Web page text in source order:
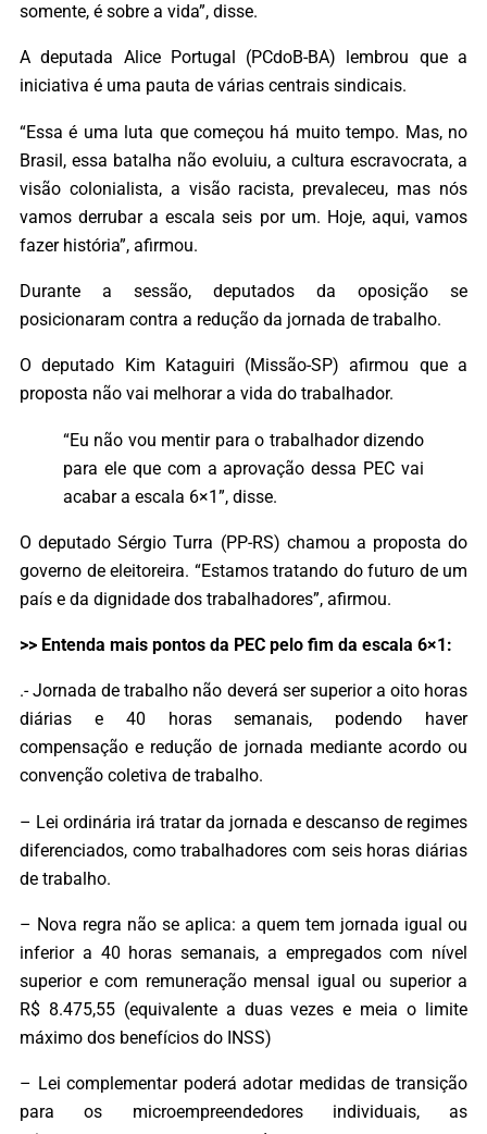
somente, é sobre a vida”, disse.
A deputada Alice Portugal (PCdoB-BA) lembrou que a
iniciativa é uma pauta de várias centrais sindicais.
“Essa é uma luta que começou há muito tempo. Mas, no
Brasil, essa batalha não evoluiu, a cultura escravocrata, a
visão colonialista, a visão racista, prevaleceu, mas nós
vamos derrubar a escala seis por um. Hoje, aqui, vamos
fazer história”, afirmou.
Durante a sessão, deputados da oposição se
posicionaram contra a redução da jornada de trabalho.
O deputado Kim Kataguiri (Missão-SP) afirmou que a
proposta não vai melhorar a vida do trabalhador.
“Eu não vou mentir para o trabalhador dizendo
para ele que com a aprovação dessa PEC vai
acabar a escala 6×1”, disse.
O deputado Sérgio Turra (PP-RS) chamou a proposta do
governo de eleitoreira. “Estamos tratando do futuro de um
país e da dignidade dos trabalhadores”, afirmou.
>> Entenda mais pontos da PEC pelo fim da escala 6×1:
.- Jornada de trabalho não deverá ser superior a oito horas
diárias e 40 horas semanais, podendo haver
compensação e redução de jornada mediante acordo ou
convenção coletiva de trabalho.
– Lei ordinária irá tratar da jornada e descanso de regimes
diferenciados, como trabalhadores com seis horas diárias
de trabalho.
– Nova regra não se aplica: a quem tem jornada igual ou
inferior a 40 horas semanais, a empregados com nível
superior e com remuneração mensal igual ou superior a
R$ 8.475,55 (equivalente a duas vezes e meia o limite
máximo dos benefícios do INSS)
– Lei complementar poderá adotar medidas de transição
para os microempreendedores individuais, as